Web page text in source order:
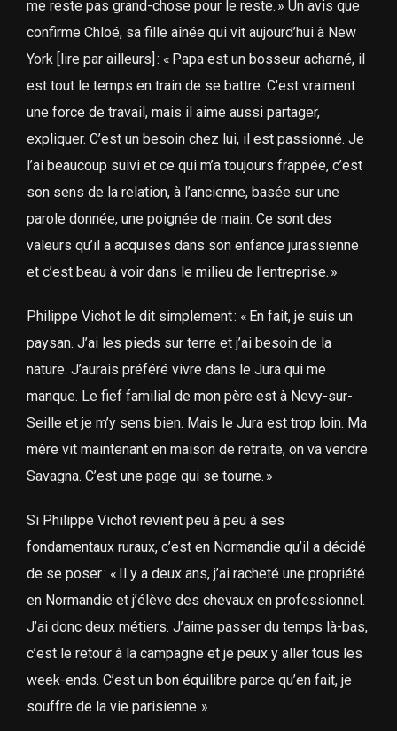
me reste pas grand-chose pour le reste. » Un avis que
confirme Chloé, sa fille aînée qui vit aujourd’hui à New
York [lire par ailleurs] : « Papa est un bosseur acharné, il
est tout le temps en train de se battre. C’est vraiment
une force de travail, mais il aime aussi partager,
expliquer. C’est un besoin chez lui, il est passionné. Je
l’ai beaucoup suivi et ce qui m’a toujours frappée, c’est
son sens de la relation, à l’ancienne, basée sur une
parole donnée, une poignée de main. Ce sont des
valeurs qu’il a acquises dans son enfance jurassienne
et c’est beau à voir dans le milieu de l’entreprise. »
Philippe Vichot le dit simplement : « En fait, je suis un
paysan. J’ai les pieds sur terre et j’ai besoin de la
nature. J’aurais préféré vivre dans le Jura qui me
manque. Le fief familial de mon père est à Nevy-sur-
Seille et je m’y sens bien. Mais le Jura est trop loin. Ma
mère vit maintenant en maison de retraite, on va vendre
Savagna. C’est une page qui se tourne. »
Si Philippe Vichot revient peu à peu à ses
fondamentaux ruraux, c’est en Normandie qu’il a décidé
de se poser : « Il y a deux ans, j’ai racheté une propriété
en Normandie et j’élève des chevaux en professionnel.
J’ai donc deux métiers. J’aime passer du temps là-bas,
c’est le retour à la campagne et je peux y aller tous les
week-ends. C’est un bon équilibre parce qu’en fait, je
souffre de la vie parisienne. »